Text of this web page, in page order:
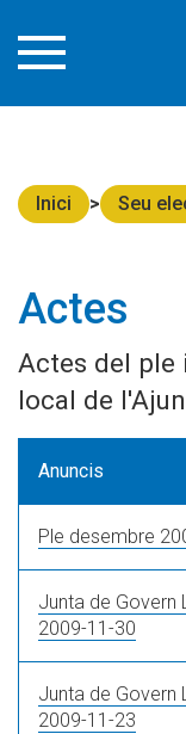
Inici Seu
Actes
Actes del ple
local de
Anuncis
Ple desembre
Junta de Govern
2009-11-30
Junta de Govern
2009-11-23